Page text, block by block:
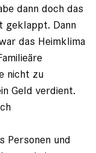
dann doch das
geklappt. Dann
das Heimklima
nicht zu
Geld verdient.
Personen und